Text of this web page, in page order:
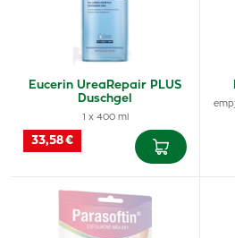
Eucerin UreaRepair PLUS
Duschgel
1 x 400 ml
33,58 €